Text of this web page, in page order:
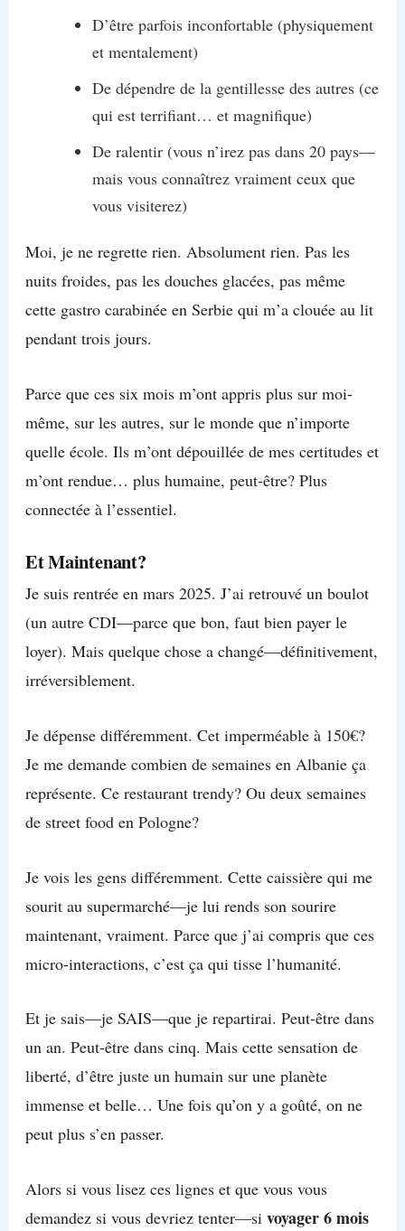
D’être parfois inconfortable (physiquement
et mentalement)
De dépendre de la gentillesse des autres (ce
qui est terrifiant… et magnifique)
De ralentir (vous n’irez pas dans 20 pays—
mais vous connaîtrez vraiment ceux que
vous visiterez)
Moi, je ne regrette rien. Absolument rien. Pas les
nuits froides, pas les douches glacées, pas même
cette gastro carabinée en Serbie qui m’a clouée au lit
pendant trois jours.
Parce que ces six mois m’ont appris plus sur moi-
même, sur les autres, sur le monde que n’importe
quelle école. Ils m’ont dépouillée de mes certitudes et
m’ont rendue… plus humaine, peut-être? Plus
connectée à l’essentiel.
Et Maintenant?
Je suis rentrée en mars 2025. J’ai retrouvé un boulot
(un autre CDI—parce que bon, faut bien payer le
loyer). Mais quelque chose a changé—définitivement,
irréversiblement.
Je dépense différemment. Cet imperméable à 150€?
Je me demande combien de semaines en Albanie ça
représente. Ce restaurant trendy? Ou deux semaines
de street food en Pologne?
Je vois les gens différemment. Cette caissière qui me
sourit au supermarché—je lui rends son sourire
maintenant, vraiment. Parce que j’ai compris que ces
micro-interactions, c’est ça qui tisse l’humanité.
Et je sais—je SAIS—que je repartirai. Peut-être dans
un an. Peut-être dans cinq. Mais cette sensation de
liberté, d’être juste un humain sur une planète
immense et belle… Une fois qu’on y a goûté, on ne
peut plus s’en passer.
Alors si vous lisez ces lignes et que vous vous
demandez si vous devriez tenter—si voyager 6 mois